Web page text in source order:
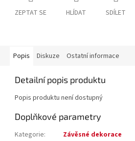
ZEPTAT SE HLÍDAT SDÍLET
Popis Diskuze Ostatní informace
Detailní popis produktu
Popis produktu není dostupný
Doplňkové parametry
Kategorie:
Závěsné dekorace